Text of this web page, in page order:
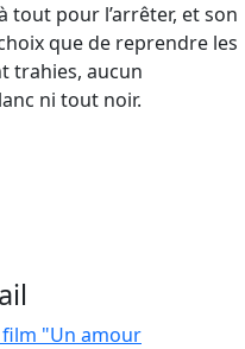
tout pour l’arrêter, et son
que de reprendre les
trahies, aucun
ni tout noir.
film "Un amour